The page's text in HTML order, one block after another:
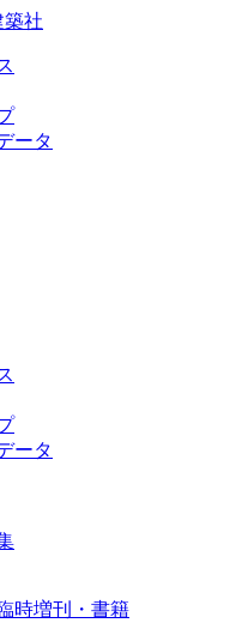
築社
ータ
ータ
時増刊・書籍